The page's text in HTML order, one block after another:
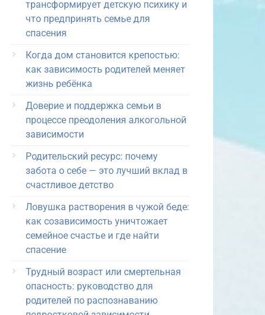
трансформирует детскую психику и
что предпринять семье для
спасения
Когда дом становится крепостью:
как зависимость родителей меняет
жизнь ребёнка
Доверие и поддержка семьи в
процессе преодоления алкогольной
зависимости
Родительский ресурс: почему
забота о себе — это лучший вклад в
счастливое детство
Ловушка растворения в чужой беде:
как созависимость уничтожает
семейное счастье и где найти
спасение
Трудный возраст или смертельная
опасность: руководство для
родителей по распознаванию